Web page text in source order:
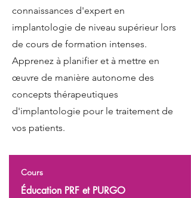
connaissances d'expert en
implantologie de niveau supérieur lors
de cours de formation intenses.
Apprenez à planifier et à mettre en
œuvre de manière autonome des
concepts thérapeutiques
d'implantologie pour le traitement de
vos patients.
Cours
Éducation PRF et PURGO